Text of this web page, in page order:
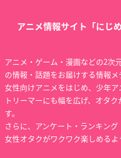
アニメ情報サイト「にじ
アニメ・ゲーム・漫画などの2次
の情報・話題をお届けする情報メ
女性向けアニメをはじめ、少年
トリーマーにも幅を広げ、オタ
す。
さらに、アンケート・ランキング
女性オタクがワクワク楽しめるよ